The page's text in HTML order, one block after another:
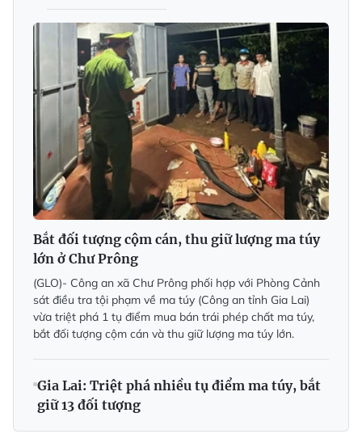
Bắt đối tượng cộm cán, thu giữ lượng ma túy
lớn ở Chư Prông
(GLO)- Công an xã Chư Prông phối hợp với Phòng Cảnh
sát điều tra tội phạm về ma túy (Công an tỉnh Gia Lai)
vừa triệt phá 1 tụ điểm mua bán trái phép chất ma túy,
bắt đối tượng cộm cán và thu giữ lượng ma túy lớn.
Gia Lai: Triệt phá nhiều tụ điểm ma túy, bắt
giữ 13 đối tượng